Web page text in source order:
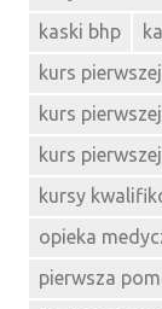
kaski bhp
kurs
kurs
kurs
kursy
opieka
pierwsza